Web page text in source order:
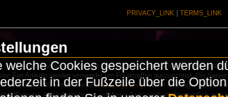
PRIVACY_LINK TERMS_LINK
Forum zum Thema Lasershowtechnik. Wir sind nicht kommerziell und die
Fan Artikeln werden verwendet um Freaktreffen auszurichten. Die
Als CMS verwenden wirHomepageEasy. Wenn Ihr Fragen oder
Alle Informationen auf dieser Seite sind urheberrechtlich
welche Cookies gespeichert werden
in der Fußzeile über die